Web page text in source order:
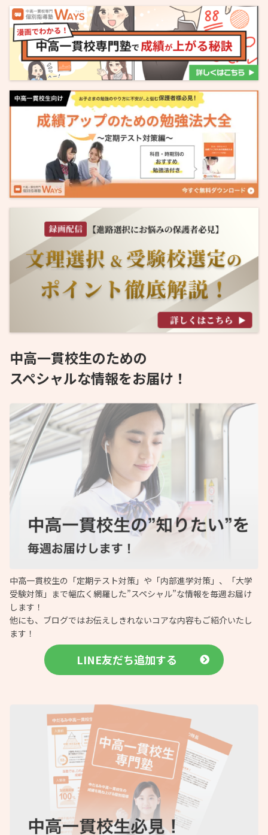
中高一貫校生のための
スペシャルな情報をお届け！
中高一貫校生の「定期テスト対策」や「内部進学対策」、「大学
受験対策」まで幅広く網羅した”スペシャル”な情報を毎週お届け
します！
他にも、ブログではお伝えしきれないコアな内容もご紹介いたし
ます！
LINE友だち追加する